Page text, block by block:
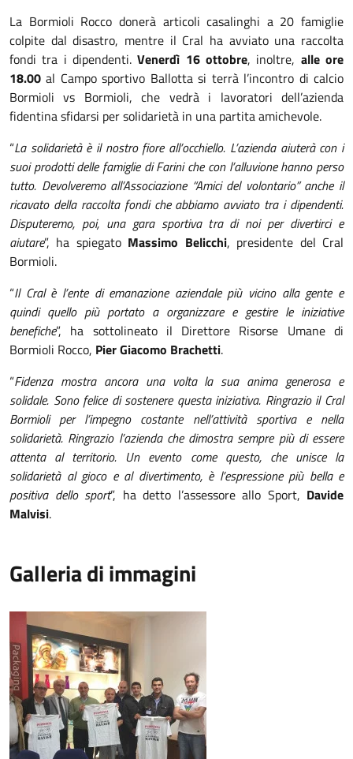
La Bormioli Rocco donerà articoli casalinghi a 20 famiglie
colpite dal disastro, mentre il Cral ha avviato una raccolta
fondi tra i dipendenti.Venerdì 16 ottobre, inoltre, alle ore
18.00 al Campo sportivo Ballotta si terrà l’incontro di calcio
Bormioli vs Bormioli, che vedrà i lavoratori dell’azienda
fidentina sfidarsi per solidarietà in una partita amichevole.
“La solidarietà è il nostro fiore all’occhiello. L’azienda aiuterà con i
suoi prodotti delle famiglie di Farini che con l’alluvione hanno perso
tutto. Devolveremo all’Associazione “Amici del volontario” anche il
ricavato della raccolta fondi che abbiamo avviato tra i dipendenti.
Disputeremo, poi, una gara sportiva tra di noi per divertirci e
aiutare”, ha spiegato Massimo Belicchi, presidente del Cral
Bormioli.
“Il Cral è l’ente di emanazione aziendale più vicino alla gente e
quindi quello più portato a organizzare e gestire le iniziative
benefiche”, ha sottolineato il Direttore Risorse Umane di
Bormioli Rocco, Pier Giacomo Brachetti.
“Fidenza mostra ancora una volta la sua anima generosa e
solidale. Sono felice di sostenere questa iniziativa. Ringrazio il Cral
Bormioli per l’impegno costante nell’attività sportiva e nella
solidarietà. Ringrazio l’azienda che dimostra sempre più di essere
attenta al territorio. Un evento come questo, che unisce la
solidarietà al gioco e al divertimento, è l’espressione più bella e
positiva dello sport”, ha detto l’assessore allo Sport, Davide
Malvisi.
Galleria di immagini